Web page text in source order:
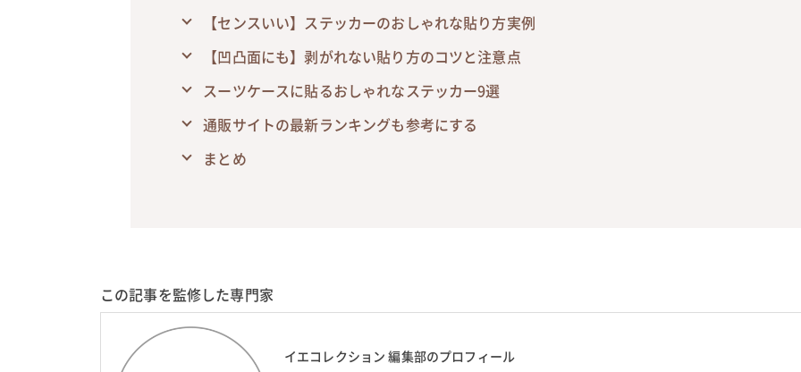
【センスいい】ステッカーのおしゃれな貼り方実例
【凹凸面にも】剥がれない貼り方のコツと注意点
スーツケースに貼るおしゃれなステッカー9選
通販サイトの最新ランキングも参考にする
まとめ
この記事を監修した専門家
イエコレクション 編集部のプロフィール